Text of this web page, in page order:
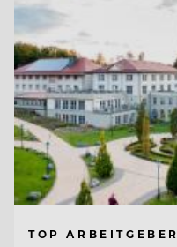
TOP ARBEITGEBER